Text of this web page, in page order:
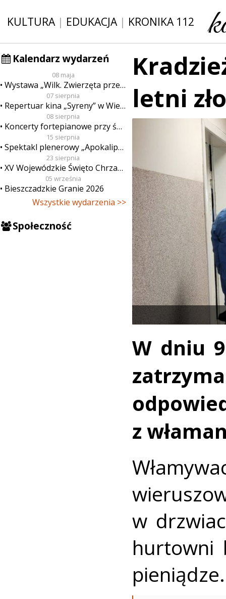
KULTURA| EDUKACJA| KRONIKA 112
Kalendarz wydarzeń
08 maja
Wystawa „Wilk. Zwierzęta przeklęte”
07 sierpnia
Repertuar kina „Syreny” w Wieluniu w dn. od 7 do 13 sierpnia
08 sierpnia
Koncerty fortepianowe przy świecach
15 sierpnia
Spektakl plenerowy „Apokalipsa”
23 sierpnia
XV Wojewódzkie Święto Chrzanu
05 września
Bieszczadzkie Granie 2026
Wszystkie wydarzenia >>
Społeczność
letni
W dniu
z
w
hurtowni
pieniądze.